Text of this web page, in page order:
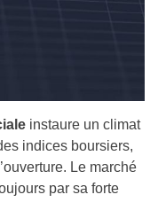
instaure un climat
indices boursiers,
Le marché
par sa forte